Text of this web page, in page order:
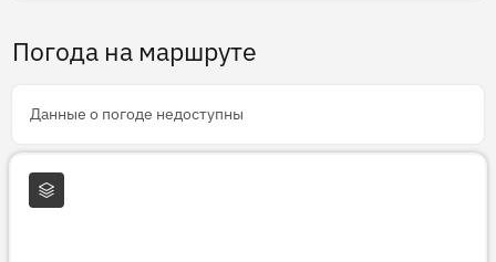
Погода на маршруте
Данные о погоде недоступны